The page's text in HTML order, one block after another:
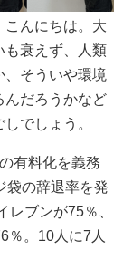
んにちは。大
も衰えず、人類
、そういや環境
んだろうかなど
でしょう。
有料化を義務
袋の辞退率を発
ブンが75％、
％。10人に7人